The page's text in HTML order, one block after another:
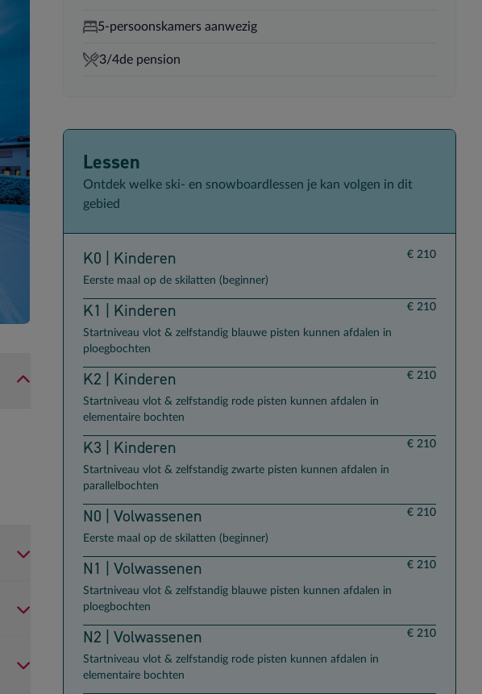
wijzigen.
de verschillende transportopties
5-persoonskamers aanwezig
3/4de pension
Lessen
Ontdek welke ski- en snowboardlessen je kan volgen in dit
gebied
K0 | Kinderen
Eerste maal op de skilatten (beginner)
€ 210
K1 | Kinderen
Startniveau vlot & zelfstandig blauwe pisten kunnen afdalen in
ploegbochten
€ 210
K2 | Kinderen
Startniveau vlot & zelfstandig rode pisten kunnen afdalen in
elementaire bochten
€ 210
K3 | Kinderen
Startniveau vlot & zelfstandig zwarte pisten kunnen afdalen in
parallelbochten
€ 210
N0 | Volwassenen
Eerste maal op de skilatten (beginner)
€ 210
N1 | Volwassenen
Startniveau vlot & zelfstandig blauwe pisten kunnen afdalen in
ploegbochten
€ 210
N2 | Volwassenen
Startniveau vlot & zelfstandig rode pisten kunnen afdalen in
elementaire bochten
€ 210